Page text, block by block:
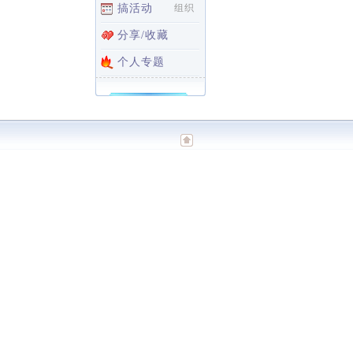
搞活动 组织
分享/收藏
个人专题